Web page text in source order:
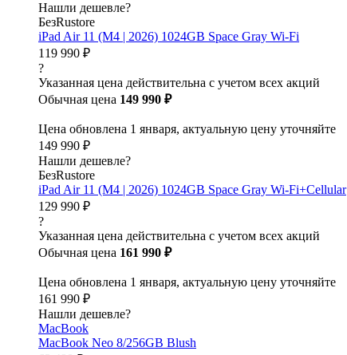
Нашли дешевле?
БезRustore
iPad Air 11 (M4 | 2026) 1024GB Space Gray Wi-Fi
119 990 ₽
?
Указанная цена действительна с учетом всех акций
Обычная цена 149 990 ₽
Цена обновлена 1 января, актуальную цену уточняйте
149 990 ₽
Нашли дешевле?
БезRustore
iPad Air 11 (M4 | 2026) 1024GB Space Gray Wi-Fi+Cellular
129 990 ₽
?
Указанная цена действительна с учетом всех акций
Обычная цена 161 990 ₽
Цена обновлена 1 января, актуальную цену уточняйте
161 990 ₽
Нашли дешевле?
MacBook
MacBook Neo 8/256GB Blush